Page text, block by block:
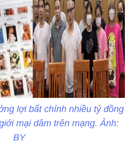
lợi bất chính nhiều tỷ đồng
mại dâm trên mạng. Ảnh:
BY